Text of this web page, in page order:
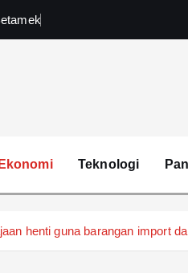
etamek
Ekonomi Teknologi
henti guna barangan import